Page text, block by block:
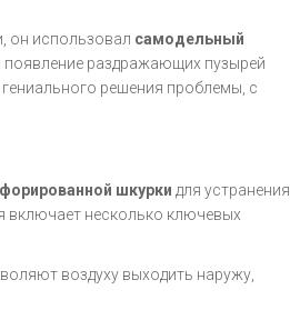
он использовал самодельный
появление раздражающих пузырей
решения проблемы, с
шкурки для устранения
включает несколько ключевых
воздуху выходить наружу,